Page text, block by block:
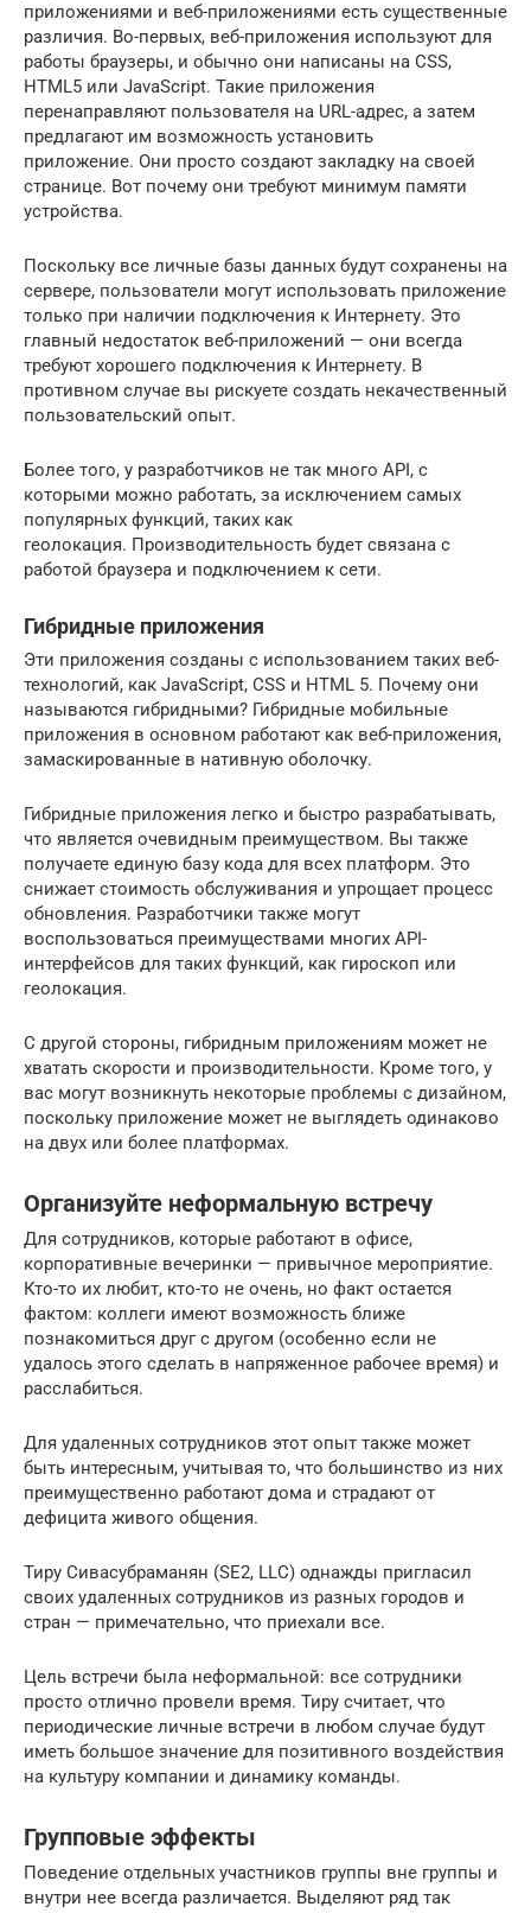
приложениями и веб-приложениями есть существенные
различия. Во-первых, веб-приложения используют для
работы браузеры, и обычно они написаны на CSS,
HTML5 или JavaScript. Такие приложения
перенаправляют пользователя на URL-адрес, а затем
предлагают им возможность установить
приложение. Они просто создают закладку на своей
странице. Вот почему они требуют минимум памяти
устройства.
Поскольку все личные базы данных будут сохранены на
сервере, пользователи могут использовать приложение
только при наличии подключения к Интернету. Это
главный недостаток веб-приложений — они всегда
требуют хорошего подключения к Интернету. В
противном случае вы рискуете создать некачественный
пользовательский опыт.
Более того, у разработчиков не так много API, с
которыми можно работать, за исключением самых
популярных функций, таких как
геолокация. Производительность будет связана с
работой браузера и подключением к сети.
Гибридные приложения
Эти приложения созданы с использованием таких веб-
технологий, как JavaScript, CSS и HTML 5. Почему они
называются гибридными? Гибридные мобильные
приложения в основном работают как веб-приложения,
замаскированные в нативную оболочку.
Гибридные приложения легко и быстро разрабатывать,
что является очевидным преимуществом. Вы также
получаете единую базу кода для всех платформ. Это
снижает стоимость обслуживания и упрощает процесс
обновления. Разработчики также могут
воспользоваться преимуществами многих API-
интерфейсов для таких функций, как гироскоп или
геолокация.
С другой стороны, гибридным приложениям может не
хватать скорости и производительности. Кроме того, у
вас могут возникнуть некоторые проблемы с дизайном,
поскольку приложение может не выглядеть одинаково
на двух или более платформах.
Организуйте неформальную встречу
Для сотрудников, которые работают в офисе,
корпоративные вечеринки — привычное мероприятие.
Кто-то их любит, кто-то не очень, но факт остается
фактом: коллеги имеют возможность ближе
познакомиться друг с другом (особенно если не
удалось этого сделать в напряженное рабочее время) и
расслабиться.
Для удаленных сотрудников этот опыт также может
быть интересным, учитывая то, что большинство из них
преимущественно работают дома и страдают от
дефицита живого общения.
Тиру Сивасубраманян (SE2, LLC) однажды пригласил
своих удаленных сотрудников из разных городов и
стран — примечательно, что приехали все.
Цель встречи была неформальной: все сотрудники
просто отлично провели время. Тиру считает, что
периодические личные встречи в любом случае будут
иметь большое значение для позитивного воздействия
на культуру компании и динамику команды.
Групповые эффекты
Поведение отдельных участников группы вне группы и
внутри нее всегда различается. Выделяют ряд так